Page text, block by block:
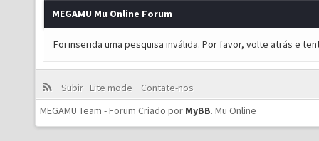
MEGAMU Mu Online Forum
Foi inserida uma pesquisa inválida. Por favor, volte atrás e
Subir Lite mode
Contate-nos
MEGAMU Team - Forum Criado por MyBB. Mu Online